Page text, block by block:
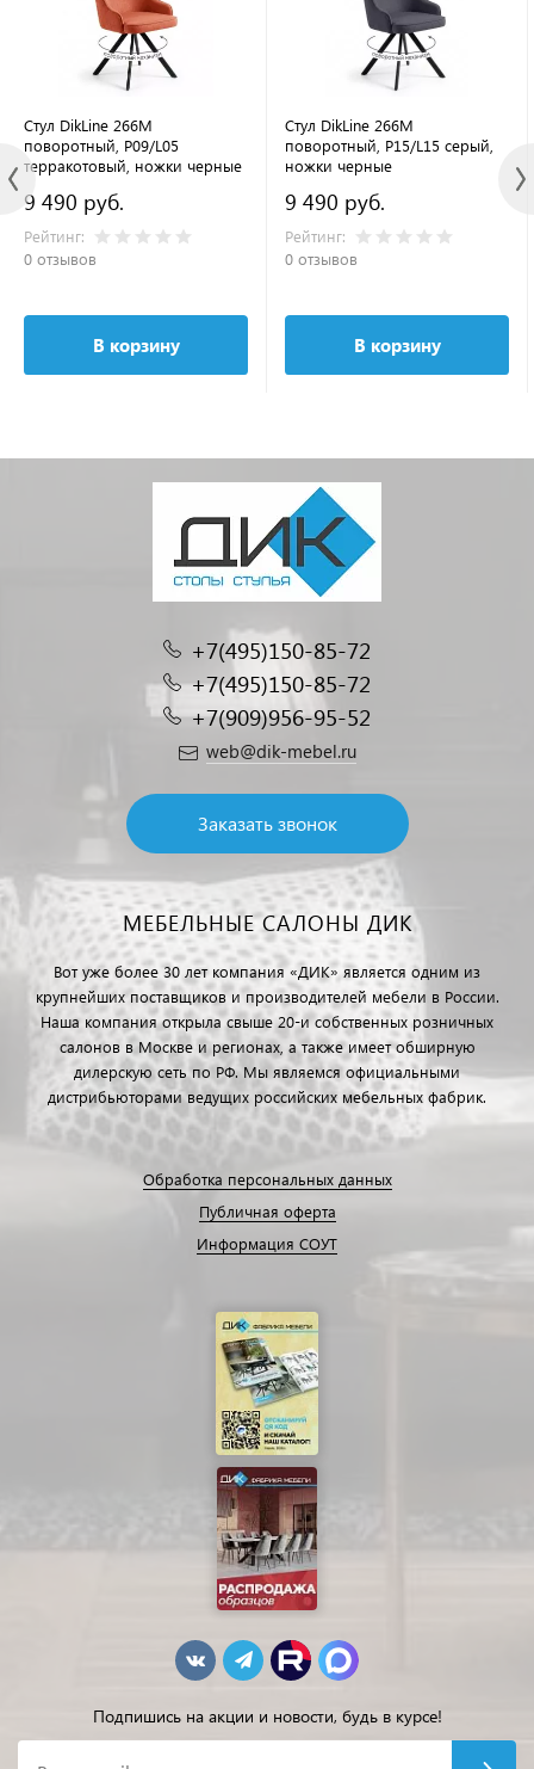
Стул DikLine 266M
поворотный, P09/L05
терракотовый, ножки черные
9 490 руб.
Рейтинг:
0 отзывов
В корзину
Стул DikLine 266M
поворотный, P15/L15 серый,
ножки черные
9 490 руб.
Рейтинг:
0 отзывов
В корзину
+7(495)150-85-72
+7(495)150-85-72
+7(909)956-95-52
web@dik-mebel.ru
Заказать звонок
МЕБЕЛЬНЫЕ САЛОНЫ ДИК
Вот уже более 30 лет компания «ДИК» является одним из
крупнейших поставщиков и производителей мебели в России.
Наша компания открыла свыше 20-и собственных розничных
салонов в Москве и регионах, а также имеет обширную
дилерскую сеть по РФ. Мы являемся официальными
дистрибьюторами ведущих российских мебельных фабрик.
Обработка персональных данных
Публичная оферта
Информация СОУТ
Подпишись на акции и новости, будь в курсе!